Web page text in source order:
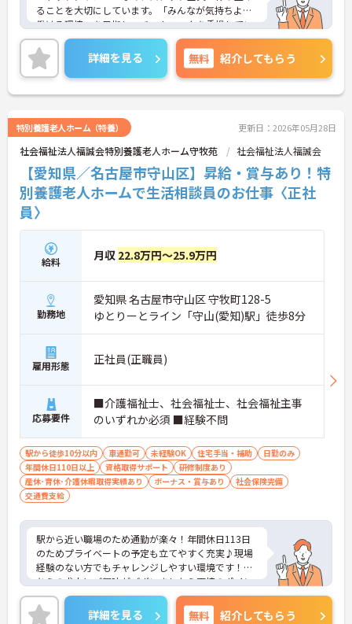
ることを大切にしています。「みんなが気持ちよく
働ける環境」を目指し、チームワークを重視してい
るのが特徴です。裁量が大きく任される部分も多い
ため、アイデアや気配りがダイレクトに施設の雰囲
気を良くし、スタッフの笑顔につながるやりがいを
感じられます。
＜学びを応援！充実の研修と資格手当＞「管理職専
専門研修など、成長を支えるプログラムが豊富で
す。また、資格取得への評価も手厚く、スキルアッ
プが収入アップにもつながります。
＜プライベートも大切にできる柔軟な働き方＞年間
休日は117日あり、1時間単位で取得できる有給休暇
や、最大40日まで積み立てられる積立有給休暇な
ど、休みを取りやすい制度が整っています。
詳細を見る 無料 紹介してもらう
特別養護老人ホーム（特養） 更新日：2026年05月28日
社会福祉法人福誠会特別養護老人ホーム守牧苑 社会福祉法人福誠会
【愛知県／名古屋市守山区】昇給・賞与あり！特
別養護老人ホームで生活相談員のお仕事〈正社
員〉
給料 月収 22.8万円～25.9万円
勤務地
愛知県 名古屋市守山区 守牧町128-5
ゆとりーとライン「守山(愛知)駅」徒歩8分
雇用形態 正社員(正職員)
応募要件
■介護福祉士、社会福祉士、社会福祉主事
のいずれか必須 ■経験不問
駅から徒歩10分以内 車通勤可 未経験OK 住宅手当・補助
日勤のみ
年間休日110日以上
資格取得サポート
研修制度あり
産休･育休･介護休暇取得実績あり
ボーナス・賞与あり
社会保険完備
交通費支給
駅から近い職場のため通勤が楽々！年間休日113日
のためプライベートの予定も立てやすく充実♪現場
経験のない方でもチャレンジしやすい環境です！こ
ちらの求人にご興味がございましたら面接のポイン
トもお伝えしますので是非ご応募お待ちしておりま
す。
詳細を見る 無料 紹介してもらう